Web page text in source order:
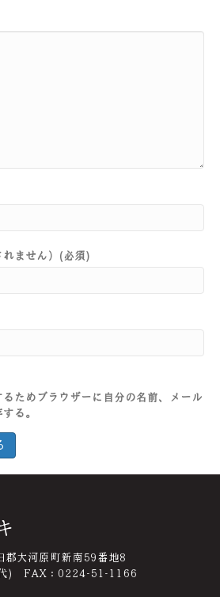
れません）(必須)
ためブラウザーに自分の名前、メール
る。
大河原町新南59番地8
) FAX：0224-51-1166